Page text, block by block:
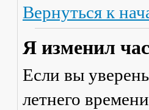
Вернуться к
Я изменил
Если вы
летнего